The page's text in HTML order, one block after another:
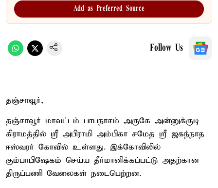
Add as Preferred Source
Follow Us
தஞ்சாவூர்,
தஞ்சாவூர் மாவட்டம் பாபநாசம் அருகே அன்னுக்குடி
கிராமத்தில் ஸ்ரீ அபிராமி அம்பிகா சமேத ஸ்ரீ ஜகந்நாத
ஈஸ்வரர் கோவில் உள்ளது. இக்கோவிலில்
கும்பாபிஷேகம் செய்ய தீர்மானிக்கப்பட்டு அதற்கான
திருப்பணி வேலைகள் நடைபெற்றன.